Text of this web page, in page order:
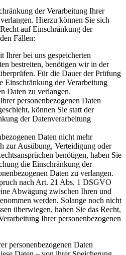
der Verarbeitung Ihrer
Hierzu können Sie sich
auf Einschränkung der
Fällen:
Ihrer bei uns gespeicherten
bestreiten, benötigen wir in der
Für die Dauer der Prüfung
Einschränkung der Verarbeitung
Daten zu verlangen.
personenbezogenen Daten
können Sie statt der
der Datenverarbeitung
Daten nicht mehr
zur Ausübung, Verteidigung oder
benötigen, haben Sie
die Einschränkung der
Daten zu verlangen.
nach Art. 21 Abs. 1 DSGVO
Abwägung zwischen Ihren und
werden. Solange noch nicht
überwiegen, haben Sie das Recht,
Ihrer personenbezogenen
personenbezogenen Daten